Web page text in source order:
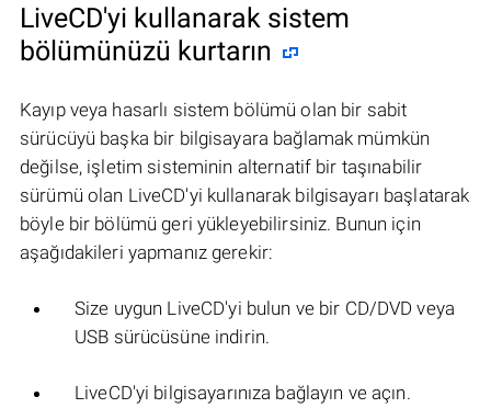
LiveCD'yi kullanarak sistem
bölümünüzü kurtarın
Kayıp veya hasarlı sistem bölümü olan bir sabit
sürücüyü başka bir bilgisayara bağlamak mümkün
değilse, işletim sisteminin alternatif bir taşınabilir
sürümü olan LiveCD'yi kullanarak bilgisayarı başlatarak
böyle bir bölümü geri yükleyebilirsiniz. Bunun için
aşağıdakileri yapmanız gerekir:
Size uygun LiveCD'yi bulun ve bir CD/DVD veya
USB sürücüsüne indirin.
LiveCD'yi bilgisayarınıza bağlayın ve açın.